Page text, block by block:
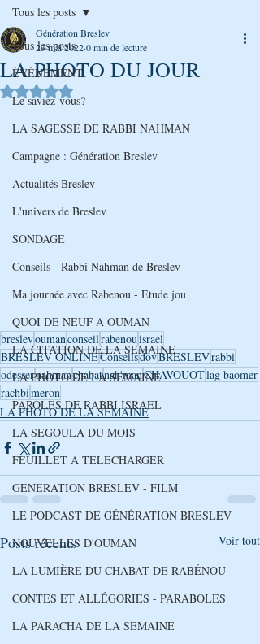
Tous les posts
ÉVÉNEMENT
Le saviez-vous?
LA SAGESSE DE RABBI NAHMAN
Campagne : Génération Breslev
Actualités Breslev
L'univers de Breslev
SONDAGE
Conseils - Rabbi Nahman de Breslev
Ma journée avec Rabenou - Etude jou
QUOI DE NEUF A OUMAN
LA CITATION DE LA SEMAINE
LA PHOTO DE LA SEMAINE
PAROLES DE RABBI ISRAEL
LA SEGOULA DU MOIS
FEUILLET A TELECHARGER
GENERATION BRESLEV - FILM
LE PODCAST DE GÉNÉRATION BRESLEV
NOUVELLES D'OUMAN
LA LUMIÈRE DU CHABAT DE RABÉNOU
CONTES ET ALLÉGORIES - PARABOLES
LA PARACHA DE LA SEMAINE
Tous les posts
LA PHOTO DU JOUR
Génération Breslev
23 mai 20220 min de lecture
Noté NaN étoiles sur 5.
breslevoumanconseilrabenouisrael
BRESLEV ONLINEConseilsdovBRESLEVrabbi
odessernahmanchabatnah'manCHAVOUOTlag baomer
rachbimeron
LA PHOTO DE LA SEMAINE
Posts récents Voir tout